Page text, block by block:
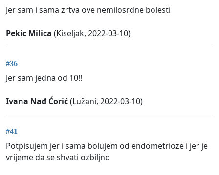
Jer sam i sama zrtva ove nemilosrdne bolesti
Pekic Milica (Kiseljak, 2022-03-10)
#36
Jer sam jedna od 10!!
Ivana Nađ Ćorić(Lužani, 2022-03-10)
#41
Potpisujem jer i sama bolujem od endometrioze i jer je
vrijeme da se shvati ozbiljno